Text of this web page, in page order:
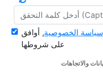
سياسة الخصوصية, أوافق
على شروطها